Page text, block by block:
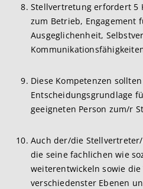
Stellvertretung erfordert 5
zum Betrieb, Engagement
Ausgeglichenheit,
Diese Kompetenzen
Entscheidungsgrundlage
geeigneten Person zum/r
Auch der/die
die seine fachlichen wie
weiterentwickeln sowie
verschiedenster Ebenen